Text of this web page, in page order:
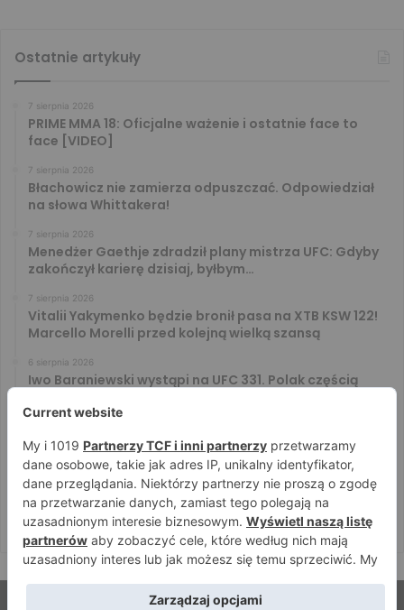
Ostatnie artykuły
7 sierpnia 2026
PRIME MMA 18: Oficjalne ważenie i ostatnie face to
face [VIDEO]
7 sierpnia 2026
Błachowicz nie zamierza odpuszczać. Odpowiedział
na słowa Whittakera!
7 sierpnia 2026
Menedżer Gaethje zdradził plany mistrza UFC: Gdyby
zakończył karierę dzisiaj, byłbym…
7 sierpnia 2026
Vitalii Yakymenko będzie bronił pasa na XTB KSW 122!
Marcello Morelli przed kolejną wielką szansą
6 sierpnia 2026
Iwo Baraniewski wystąpi na UFC 331. Polak częścią
Don Kasjo poznał rywala na FAME 32. Bartosz Szachta
przeciwnikiem Króla
6 sierpnia 2026
Niepokonany Włodarczyk zawalczy o ranking! Na XTB
KSW 122 zmierzy się z Paivą